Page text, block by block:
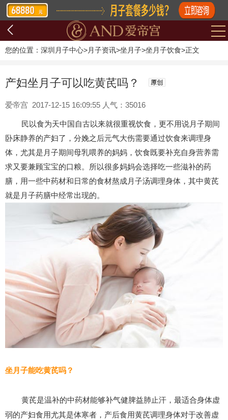
您的位置： 深圳月子中心>月子资讯>坐月子>坐月子饮食>正文
产妇坐月子可以吃黄芪吗？
爱帝宫 2017-12-15 16:09:55 人气：35016
民以食为天中国自古以来就很重视饮食，更不用说月子期间
卧床静养的产妇了，分娩之后元气大伤需要通过饮食来调理身
体，尤其是月子期间母乳喂养的妈妈，饮食既要补充自身营养需
求又要兼顾宝宝的口粮。所以很多妈妈会选择吃一些滋补的药
膳，用一些中药材和日常的食材熬成月子汤调理身体，其中黄芪
就是月子药膳中经常出现的。
坐月子能吃黄芪吗？
黄芪是温补的中药材能够补气健脾益肺止汗，最适合身体虚
弱的产妇食用尤其是体寒者，产后食用黄芪调理身体对于改善虚